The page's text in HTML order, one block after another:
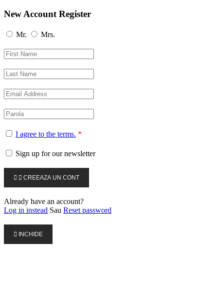
New Account Register
Mr. Mrs.
I agree to the terms. *
Sign up for our newsletter
  CREEAZA UN CONT
Already have an account?
Log in instead Sau Reset password
 INCHIDE